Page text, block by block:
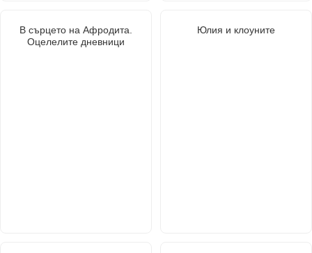
В сърцето на Афродита.
Оцелелите дневници
Юлия и клоуните